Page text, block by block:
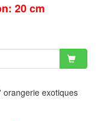
20 cm
exotiques